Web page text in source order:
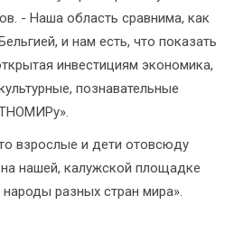
- Наша область сравнима, как
и нам есть, что показать
инвестициям экономика,
познавательные
взрослые и дети отовсюду
нашей, калужской площадке
разных стран мира».